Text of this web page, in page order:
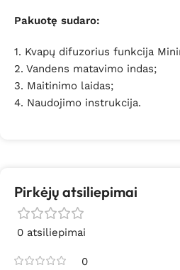
Pakuotę sudaro:
1. Kvapų difuzorius funkcija
2. Vandens matavimo indas;
3. Maitinimo laidas;
4. Naudojimo instrukcija.
Pirkėjų atsiliepimai
0 atsiliepimai
0